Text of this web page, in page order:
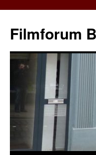
springen
Filmforum